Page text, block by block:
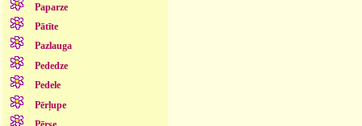
Paparze
Pātīte
Pazlauga
Pededze
Pedele
Pērļupe